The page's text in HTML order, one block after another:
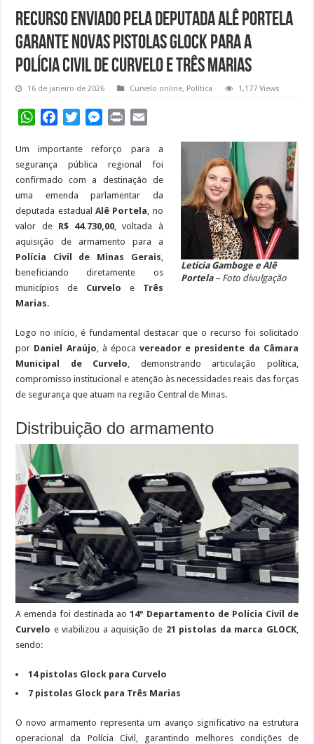
Recurso enviado pela Deputada Alê Portela
garante novas pistolas Glock para a
Polícia Civil de Curvelo e Três Marias
16 de janeiro de 2026 Curvelo online, Política 1,177 Views
WhatsAppFacebookTwitterMessenger
Print
Letícia Gamboge e Alê
Portela– Foto divulgação
Um importante reforço para a
segurança pública regional foi
confirmado com a destinação de
uma emenda parlamentar da
deputada estadual Alê Portela , no
valor de R$ 44.730,00 , voltada à
aquisição de armamento para a
Polícia Civil de Minas Gerais
beneficiando diretamente os
municípios de Curvelo e Três
Marias.
Logo no início, é fundamental destacar que o recurso foi solicitado
por Daniel Araújo , à épocavereador e presidente da Câmara
Municipal de Curvelo , demonstrando articulação política,
compromisso institucional e atenção às necessidades reais das forças
de segurança que atuam na região Central de Minas.
Distribuição do armamento
A emenda foi destinada ao 14º Departamento de Polícia Civil de
Curvelo e viabilizou a aquisição de 21 pistolas da marca GLOCK,
sendo:
14 pistolas Glock para Curvelo
7 pistolas Glock para Três Marias
O novo armamento representa um avanço significativo na estrutura
operacional da Polícia Civil, garantindo melhores condições de